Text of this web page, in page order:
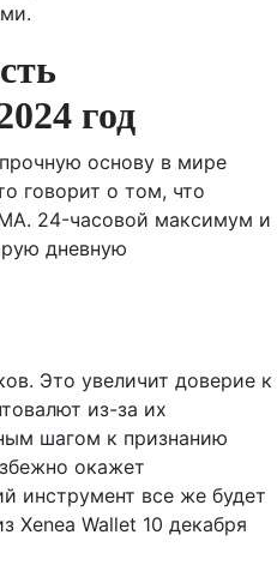
год
основу в мире
говорит о том, что
24-часовой максимум и
дневную
Это увеличит доверие к
из-за их
шагом к признанию
окажет
инструмент все же будет
Xenea Wallet 10 декабря